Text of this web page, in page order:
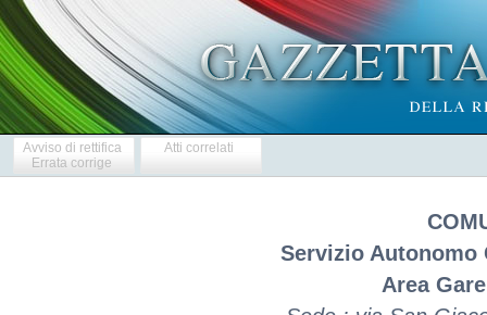
Avviso di rettifica
Errata corrige
Atti correlati
Servizio Autonomo
Area